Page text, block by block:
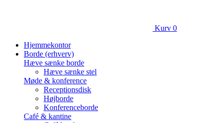
Kurv 0
Hjemmekontor
Borde (erhverv)
Hæve sænke borde
Hæve sænke stel
Møde & konference
Receptionsdisk
Højborde
Konferenceborde
Café & kantine